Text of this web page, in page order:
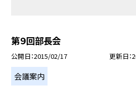
第９回部長会
公開日 2015/02/17 更新日
会議案内